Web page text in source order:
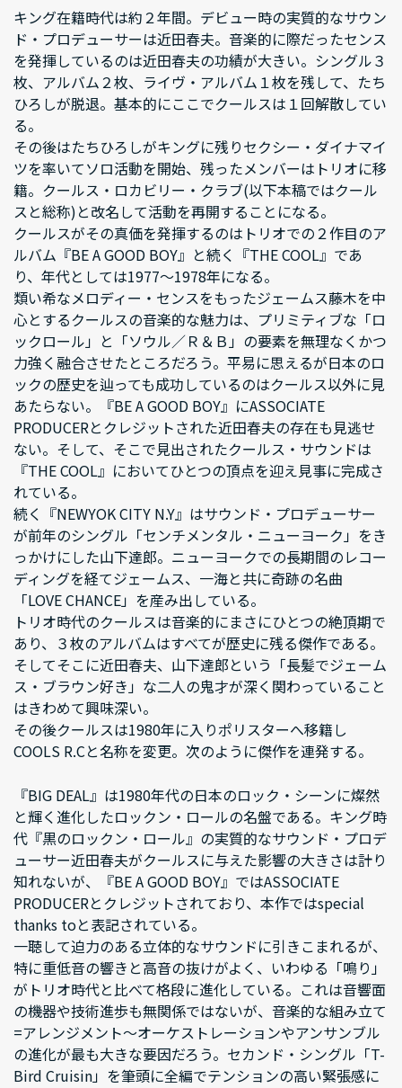
キング在籍時代は約２年間。デビュー時の実質的なサウン
ド・プロデューサーは近田春夫。音楽的に際だったセンス
を発揮しているのは近田春夫の功績が大きい。シングル３
枚、アルバム２枚、ライヴ・アルバム１枚を残して、たち
ひろしが脱退。基本的にここでクールスは１回解散してい
る。
その後はたちひろしがキングに残りセクシー・ダイナマイ
ツを率いてソロ活動を開始、残ったメンバーはトリオに移
籍。クールス・ロカビリー・クラブ(以下本稿ではクール
スと総称)と改名して活動を再開することになる。
クールスがその真価を発揮するのはトリオでの２作目のア
ルバム『BE A GOOD BOY』と続く『THE COOL』であ
り、年代としては1977～1978年になる。
類い希なメロディー・センスをもったジェームス藤木を中
心とするクールスの音楽的な魅力は、プリミティブな「ロ
ックロール」と「ソウル／Ｒ＆Ｂ」の要素を無理なくかつ
力強く融合させたところだろう。平易に思えるが日本のロ
ックの歴史を辿っても成功しているのはクールス以外に見
あたらない。『BE A GOOD BOY』にASSOCIATE
PRODUCERとクレジットされた近田春夫の存在も見逃せ
ない。そして、そこで見出されたクールス・サウンドは
『THE COOL』においてひとつの頂点を迎え見事に完成さ
れている。
続く『NEWYOK CITY N.Y』はサウンド・プロデューサー
が前年のシングル「センチメンタル・ニューヨーク」をき
っかけにした山下達郎。ニューヨークでの長期間のレコー
ディングを経てジェームス、一海と共に奇跡の名曲
「LOVE CHANCE」を産み出している。
トリオ時代のクールスは音楽的にまさにひとつの絶頂期で
あり、３枚のアルバムはすべてが歴史に残る傑作である。
そしてそこに近田春夫、山下達郎という「長髪でジェーム
ス・ブラウン好き」な二人の鬼才が深く関わっていること
はきわめて興味深い。
その後クールスは1980年に入りポリスターへ移籍し
COOLS R.Cと名称を変更。次のように傑作を連発する。
『BIG DEAL』は1980年代の日本のロック・シーンに燦然
と輝く進化したロックン・ロールの名盤である。キング時
代『黒のロックン・ロール』の実質的なサウンド・プロデ
ューサー近田春夫がクールスに与えた影響の大きさは計り
知れないが、『BE A GOOD BOY』ではASSOCIATE
PRODUCERとクレジットされており、本作ではspecial
thanks toと表記されている。
一聴して迫力のある立体的なサウンドに引きこまれるが、
特に重低音の響きと高音の抜けがよく、いわゆる「鳴り」
がトリオ時代と比べて格段に進化している。これは音響面
の機器や技術進歩も無関係ではないが、音楽的な組み立て
=アレンジメント～オーケストレーションやアンサンブル
の進化が最も大きな要因だろう。セカンド・シングル「T-
Bird Cruisin」を筆頭に全編でテンションの高い緊張感に